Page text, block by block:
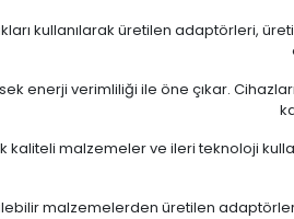
kullanılarak üretilen adaptörleri,
enerji verimliliği ile öne çıkar.
kaliteli malzemeler ve ileri teknoloji
malzemelerden üretilen adaptörler,